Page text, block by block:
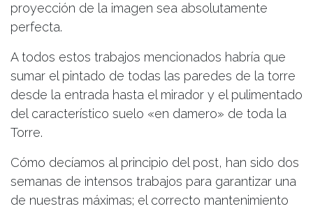
proyección de la imagen sea absolutamente
perfecta.
A todos estos trabajos mencionados habría que
sumar el pintado de todas las paredes de la torre
desde la entrada hasta el mirador y el pulimentado
del característico suelo «en damero» de toda la
Torre.
Cómo decíamos al principio del post, han sido dos
semanas de intensos trabajos para garantizar una
de nuestras máximas; el correcto mantenimiento